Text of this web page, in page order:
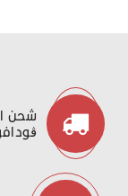
شحن